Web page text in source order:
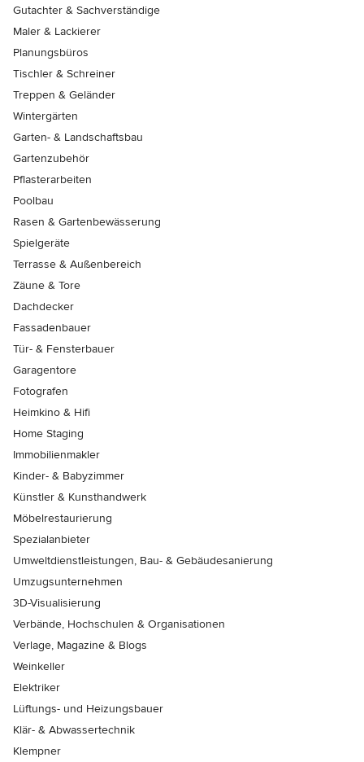
Gutachter & Sachverständige
Maler & Lackierer
Planungsbüros
Tischler & Schreiner
Treppen & Geländer
Wintergärten
Garten- & Landschaftsbau
Gartenzubehör
Pflasterarbeiten
Poolbau
Rasen & Gartenbewässerung
Spielgeräte
Terrasse & Außenbereich
Zäune & Tore
Dachdecker
Fassadenbauer
Tür- & Fensterbauer
Garagentore
Fotografen
Heimkino & Hifi
Home Staging
Immobilienmakler
Kinder- & Babyzimmer
Künstler & Kunsthandwerk
Möbelrestaurierung
Spezialanbieter
Umweltdienstleistungen, Bau- & Gebäudesanierung
Umzugsunternehmen
3D-Visualisierung
Verbände, Hochschulen & Organisationen
Verlage, Magazine & Blogs
Weinkeller
Elektriker
Lüftungs- und Heizungsbauer
Klär- & Abwassertechnik
Klempner